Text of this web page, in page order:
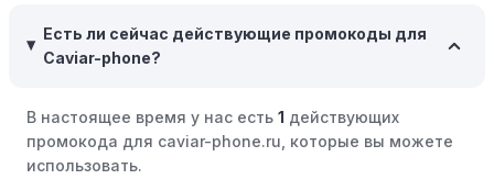
Совершать покупки во время распродаж:Следите за
крупными распродажами, такими как "черная
розничные компании часто предлагают значительные
скидки.
Есть ли сейчас действующие промокоды для
Caviar-phone?
В настоящее время у нас есть 1 действующих
промокода для caviar-phone.ru, которые вы можете
использовать.